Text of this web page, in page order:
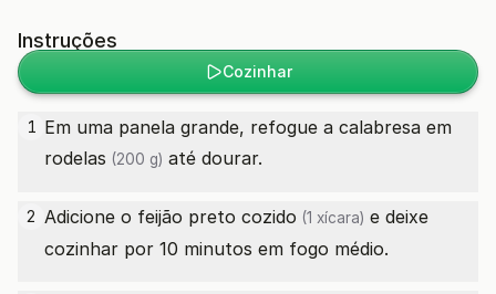
Instruções
Cozinhar
1 Em uma panela grande, refogue a calabresa em
rodelas (200 g) até dourar.
2 Adicione o feijão preto cozido (1 xícara) e deixe
cozinhar por 10 minutos em fogo médio.